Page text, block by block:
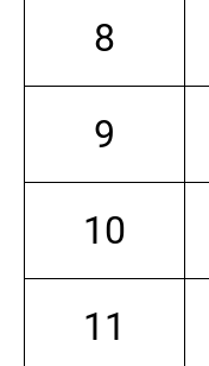
8
9
10
11